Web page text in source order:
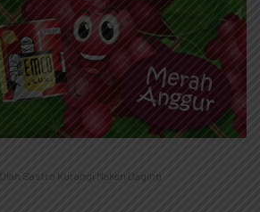
Dian Sastro Kurangi Makan Daging